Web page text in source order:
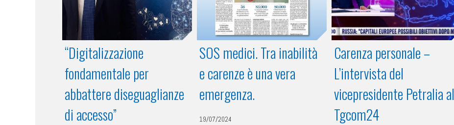
“Digitalizzazione
fondamentale per
abbattere diseguaglianze
di accesso”
SOS medici. Tra inabilità
e carenze è una vera
emergenza.
19/07/2024
Carenza personale –
L’intervista del
vicepresidente Petralia al
Tgcom24